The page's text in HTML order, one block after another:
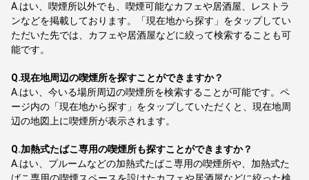
A. はい、喫煙所以外でも、喫煙可能なカフェや居酒屋、レストラ
ンなどを掲載しております。「現在地から探す」をタップしてい
ただいた先では、カフェや居酒屋などに絞って検索することも可
能です。
Q.現在地周辺の喫煙所を探すことができますか？
A. はい、今いる場所周辺の喫煙所を検索することが可能です。ペ
ージ内の「現在地から探す」をタップしていただくと、現在地周
辺の地図上に喫煙所が表示されます。
Q.加熱式たばこ専用の喫煙所も探すことができますか？
A. はい、プルームなどの加熱式たばこ専用の喫煙所や、加熱式た